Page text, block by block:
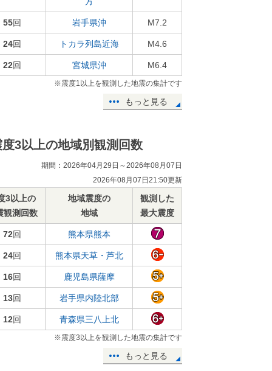
55回 岩手県沖 M7.2
24回 トカラ列島近海 M4.6
22回 宮城県沖 M6.4
※震度1以上を観測した地震の集計です
もっと見る
度3以上の地域別観測回数
期間：2026年04月29日～2026年08月07日
2026年08月07日21:50更新
3以上の
観測回数
地域震度の
地域
観測した
最大震度
72回 熊本県熊本
24回 熊本県天草・芦北
16回 鹿児島県薩摩
13回 岩手県内陸北部
12回 青森県三八上北
※震度3以上を観測した地震の集計です
もっと見る